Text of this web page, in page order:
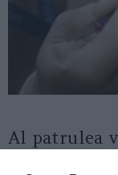
Al patrulea
Covid-19